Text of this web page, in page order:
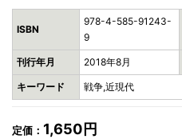
ISBN
978-4-585-91243-
9
刊行年月 2018年8月
キーワード 戦争,近現代
定価： 1,650円